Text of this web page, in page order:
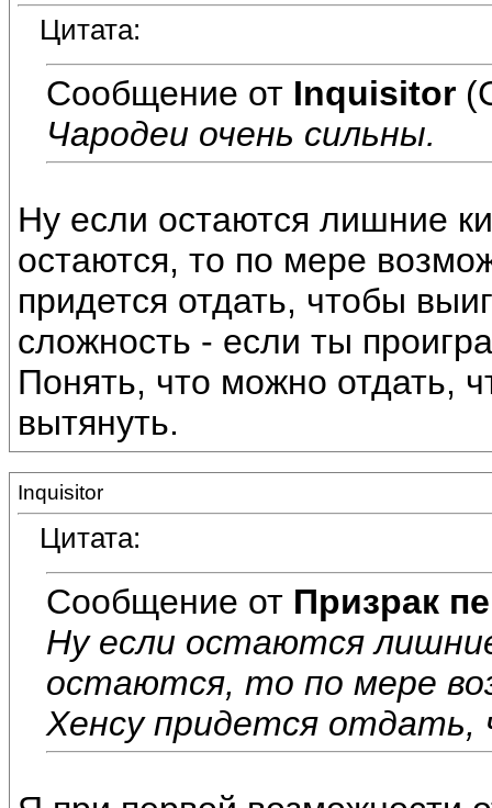
Цитата:
Сообщение от Inquisitor
Чародеи очень сильны.
Ну если остаются лишние
остаются, то по мере
придется отдать, чтобы
сложность - если ты
Понять, что можно отдать,
вытянуть.
Inquisitor
Цитата:
Сообщение от Призрак
Ну если остаются
остаются, то по мере
Хенсу придется